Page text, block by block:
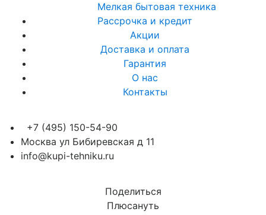
Мелкая бытовая техника
Рассрочка и кредит
Акции
Доставка и оплата
Гарантия
О нас
Контакты
+7 (495) 150-54-90
Москва ул Бибиревская д 11
info@kupi-tehniku.ru
Поделиться
Плюсануть